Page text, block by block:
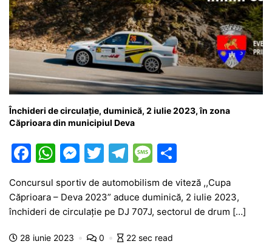
Închideri de circulație, duminică, 2 iulie 2023, în zona
Căprioara din municipiul Deva
F
c
e
b
W
at
s
A
M
e
s
s
e
T
itt
er
T
el
e
gr
a
M
s
s
a
ar
ta
je
Concursul sportiv de automobilism de viteză ,,Cupa
Căprioara – Deva 2023” aduce duminică, 2 iulie 2023,
închideri de circulație pe DJ 707J, sectorul de drum […]
28 iunie 2023 0 22 sec read